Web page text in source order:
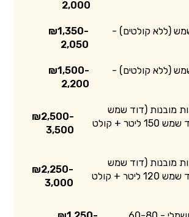
2,000
(ללא קולטים) -
₪1,350-
2,050
(ללא קולטים) -
₪1,500-
2,200
מובנות (דוד שמש
וקולטים) - דוד שמש 150 ליטר + קולט
₪2,500-
3,500
מובנות (דוד שמש
וקולטים) - דוד שמש 120 ליטר + קולט
₪2,250-
3,000